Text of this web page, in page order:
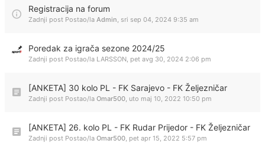
Registracija na forum
Zadnji post Postao/la Admin, sri sep 04, 2024 9:35 am
Poredak za igrača sezone 2024/25
Zadnji post Postao/la LARSSON, pet avg 30, 2024 2:06 pm
[ANKETA] 30 kolo PL - FK Sarajevo - FK Željezničar
Zadnji post Postao/la Omar500, uto maj 10, 2022 10:50 pm
[ANKETA] 26. kolo PL - FK Rudar Prijedor - FK Željezničar
Zadnji post Postao/la Omar500, pet apr 15, 2022 5:57 pm